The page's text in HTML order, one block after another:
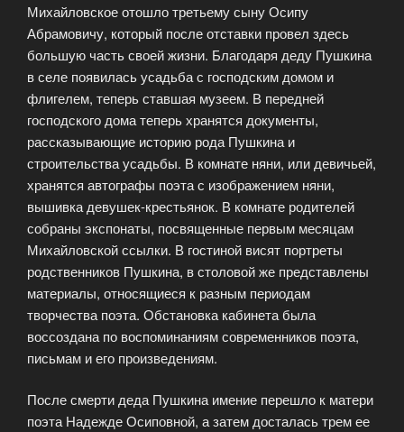
Михайловское отошло третьему сыну Осипу
Абрамовичу, который после отставки провел здесь
большую часть своей жизни. Благодаря деду Пушкина
в селе появилась усадьба с господским домом и
флигелем, теперь ставшая музеем. В передней
господского дома теперь хранятся документы,
рассказывающие историю рода Пушкина и
строительства усадьбы. В комнате няни, или девичьей,
хранятся автографы поэта с изображением няни,
вышивка девушек-крестьянок. В комнате родителей
собраны экспонаты, посвященные первым месяцам
Михайловской ссылки. В гостиной висят портреты
родственников Пушкина, в столовой же представлены
материалы, относящиеся к разным периодам
творчества поэта. Обстановка кабинета была
воссоздана по воспоминаниям современников поэта,
письмам и его произведениям.
После смерти деда Пушкина имение перешло к матери
поэта Надежде Осиповной, а затем досталась трем ее